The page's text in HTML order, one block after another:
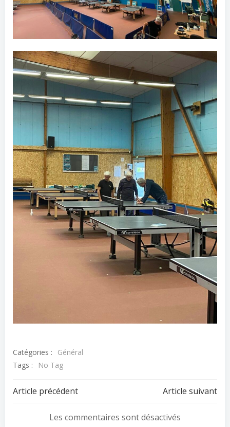
Catégories :
Général
Tags :
No Tag
Post
Article précédent Article suivant
Les commentaires sont désactivés